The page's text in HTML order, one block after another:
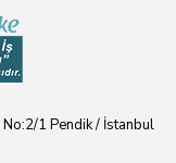
1 Pendik / İstanbul